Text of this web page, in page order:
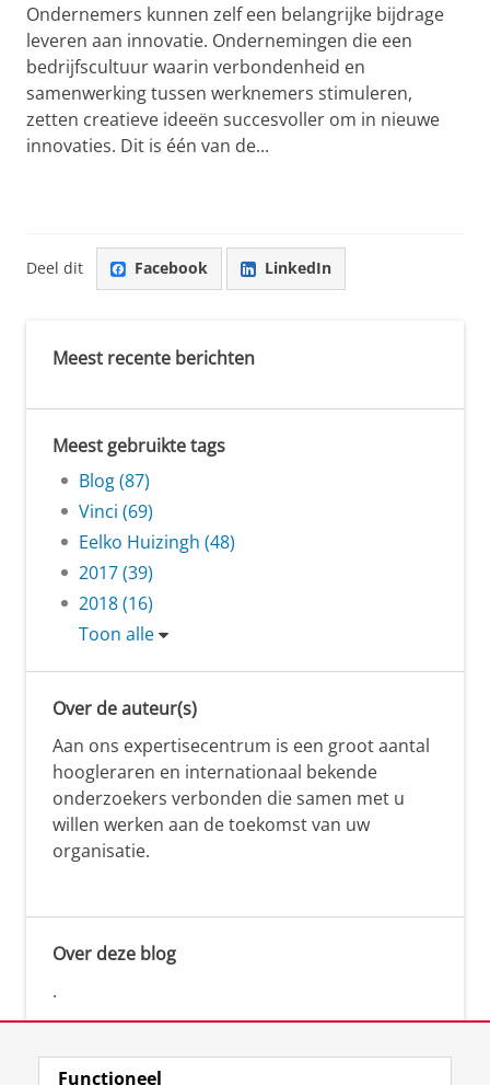
Ondernemers kunnen zelf een belangrijke bijdrage
leveren aan innovatie. Ondernemingen die een
bedrijfscultuur waarin verbondenheid en
samenwerking tussen werknemers stimuleren,
zetten creatieve ideeën succesvoller om in nieuwe
innovaties. Dit is één van de...
Deel dit Facebook LinkedIn
Meest recente berichten
Meest gebruikte tags
Blog (87)
Vinci (69)
Eelko Huizingh (48)
2017 (39)
2018 (16)
Toon alle
Over de auteur(s)
Aan ons expertisecentrum is een groot aantal
hoogleraren en internationaal bekende
onderzoekers verbonden die samen met u
willen werken aan de toekomst van uw
organisatie.
Over deze blog
.
Functioneel